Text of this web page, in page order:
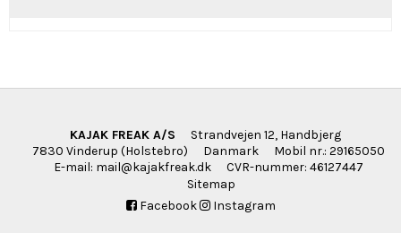
KAJAK FREAK A/S
Strandvejen 12, Handbjerg
7830 Vinderup (Holstebro)
Danmark Mobil nr.: 29165050
E-mail: mail@kajakfreak.dk CVR-nummer: 46127447
Sitemap
Facebook
Instagram